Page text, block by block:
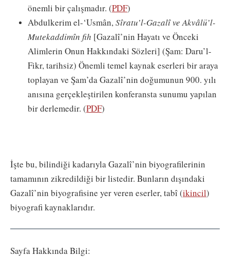
önemli bir çalışmadır. (PDF)
Abdulkerim el-‘Usmân,Sîratu’l-Gazalî ve Akvâlü’l-
Mutekaddimîn fih [Gazalî’nin Hayatı ve Önceki
Alimlerin Onun Hakkındaki Sözleri] (Şam: Daru’l-
Fikr, tarihsiz) Önemli temel kaynak eserleri bir araya
toplayan ve Şam’da Gazalî’nin doğumunun 900. yılı
anısına gerçekleştirilen konferansta sunumu yapılan
bir derlemedir. (PDF)
İşte bu, bilindiği kadarıyla Gazalî’nin biyografilerinin
tamamının zikredildiği bir listedir. Bunların dışındaki
Gazalî’nin biyografisine yer veren eserler, tabî (ikincil)
biyografi kaynaklarıdır.
Sayfa Hakkında Bilgi: